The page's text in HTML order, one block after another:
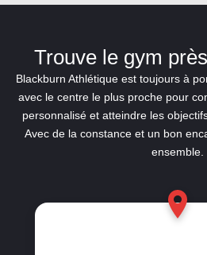
Trouve le gym
Blackburn Athlétique est toujours à
avec le centre le plus proche pour
personnalisé et atteindre les
Avec de la constance et un bon
ensemble.